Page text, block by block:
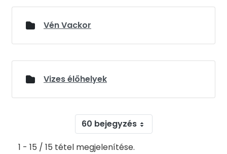
Vén Vackor
Vizes élőhelyek
60 bejegyzés
1 - 15 / 15 tétel megjelenítése.